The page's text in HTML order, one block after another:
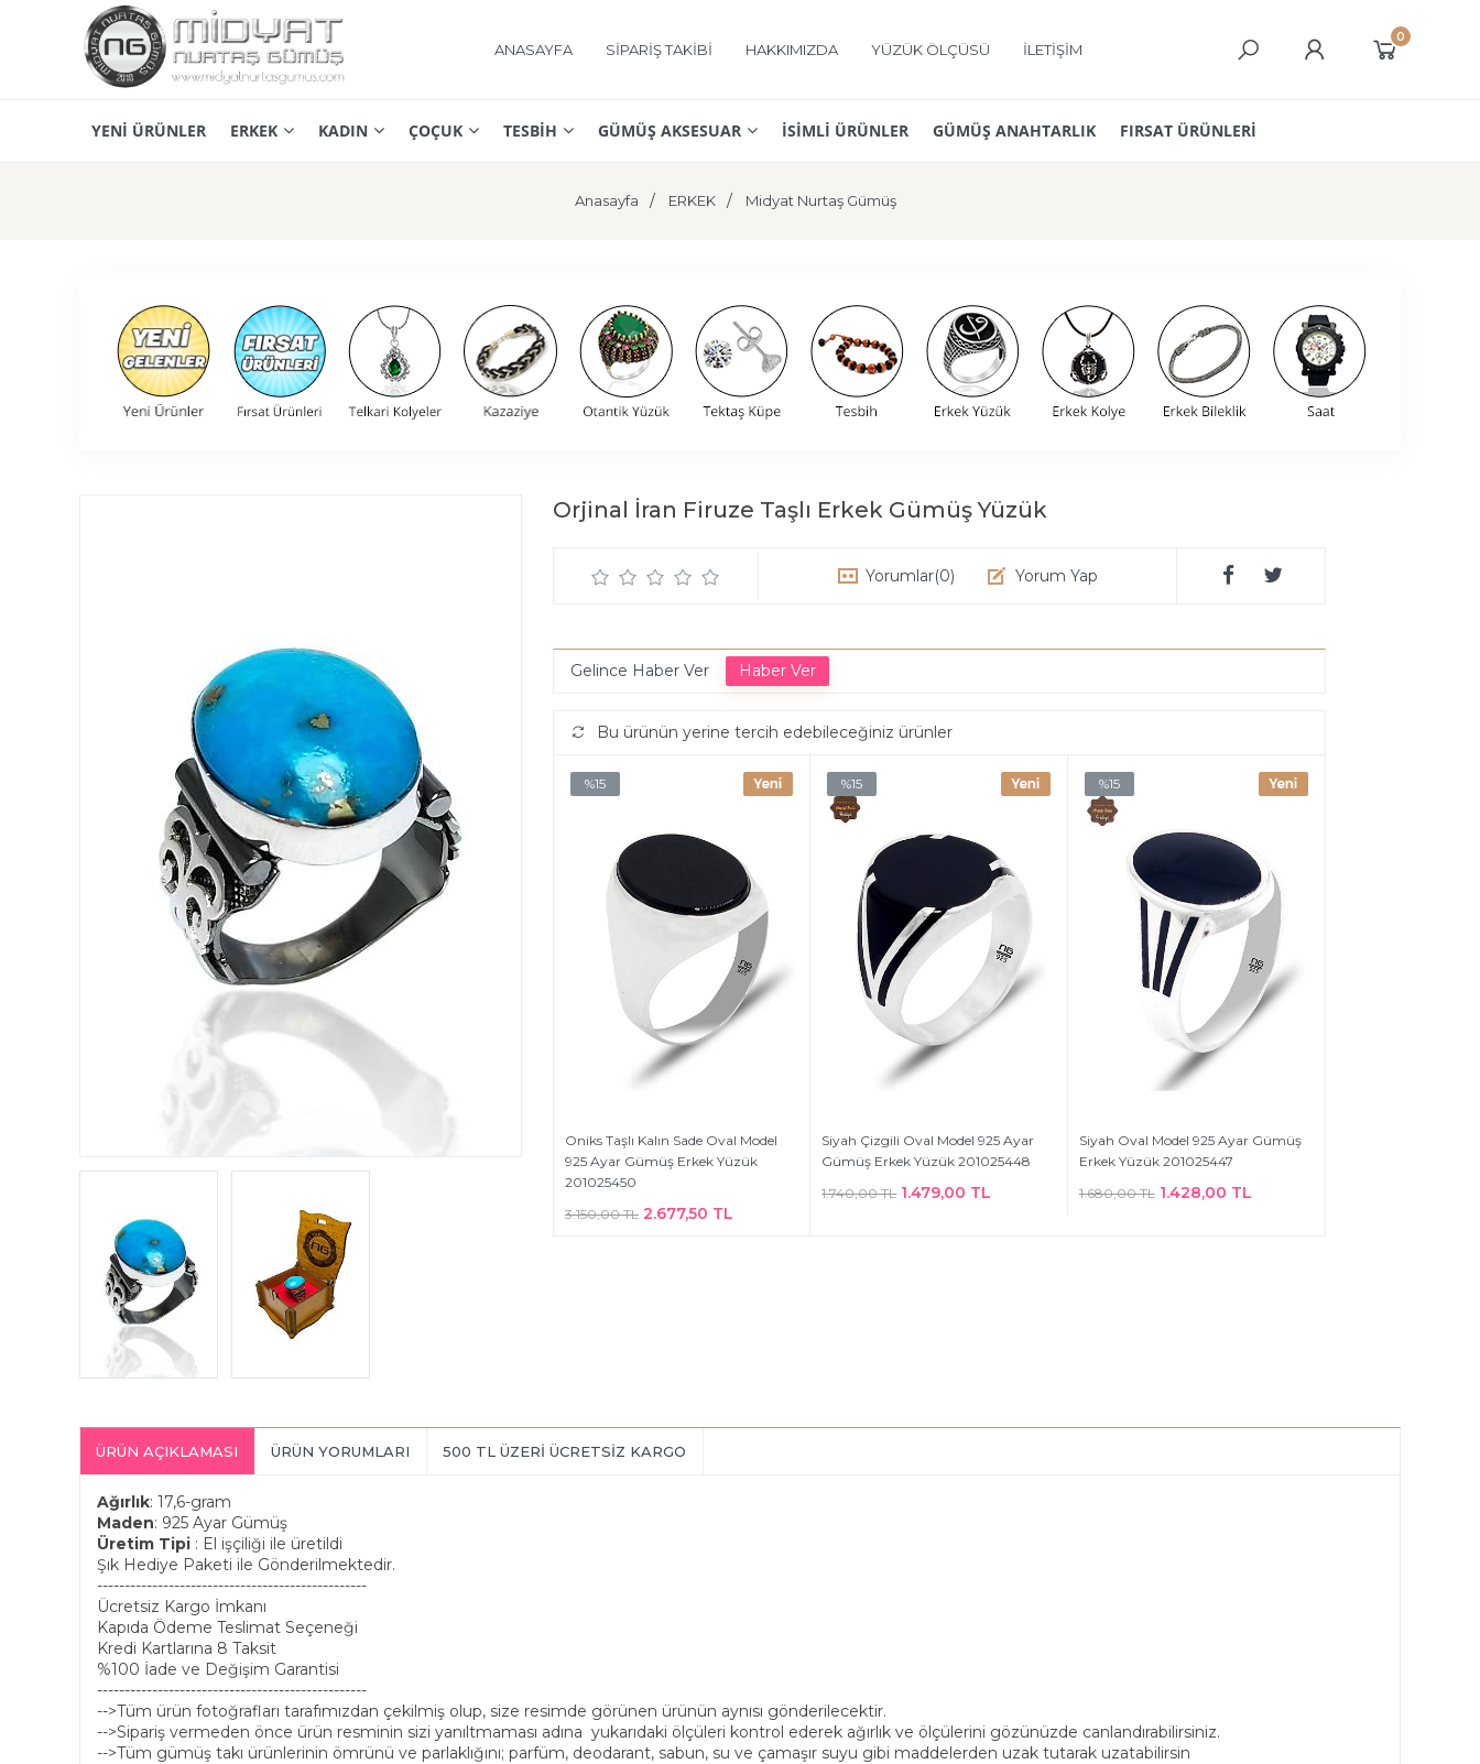
ANASAYFA SİPARİŞ TAKİBİ HAKKIMIZDA YÜZÜK ÖLÇÜSÜ İLETİŞİM
0
YENİ ÜRÜNLER ERKEK KADIN ÇOÇUK TESBİH GÜMÜŞ AKSESUAR İSİMLİ ÜRÜNLER GÜMÜŞ ANAHTARLIK FIRSAT ÜRÜNLERİ
Anasayfa ERKEK Midyat Nurtaş Gümüş
Orjinal İran Firuze Taşlı Erkek Gümüş Yüzük
Yorumlar(0) Yorum Yap
Gelince Haber Ver
Bu ürünün yerine tercih edebileceğiniz ürünler
%15
Oniks Taşlı Kalın Sade Oval Model
925 Ayar Gümüş Erkek Yüzük
201025450
3.150,00 TL 2.677,50 TL
%15
Siyah Çizgili Oval Model 925 Ayar
Gümüş Erkek Yüzük 201025448
1.740,00 TL 1.479,00 TL
%15
Siyah Oval Model 925 Ayar Gümüş
Erkek Yüzük 201025447
1.680,00 TL 1.428,00 TL
ÜRÜN AÇIKLAMASI ÜRÜN YORUMLARI 500 TL ÜZERİ ÜCRETSİZ KARGO
Ağırlık: 17,6-gram
Maden: 925 Ayar Gümüş
Üretim Tipi : El işçiliği ile üretildi
Şık Hediye Paketi ile Gönderilmektedir.
-------------------------------------------------
Ücretsiz Kargo İmkanı
Kapıda Ödeme Teslimat Seçeneği
Kredi Kartlarına 8 Taksit
%100 İade ve Değişim Garantisi
-------------------------------------------------
-->Tüm ürün fotoğrafları tarafımızdan çekilmiş olup, size resimde görünen ürünün aynısı gönderilecektir.
-->Sipariş vermeden önce ürün resminin sizi yanıltmaması adına yukarıdaki ölçüleri kontrol ederek ağırlık ve ölçülerini gözünüzde canlandırabilirsiniz.
-->Tüm gümüş takı ürünlerinin ömrünü ve parlaklığını; parfüm, deodarant, sabun, su ve çamaşır suyu gibi maddelerden uzak tutarak uzatabilirsin